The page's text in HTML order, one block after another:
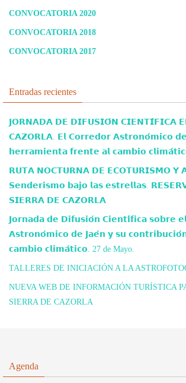
CONVOCATORIA 2020
CONVOCATORIA 2018
CONVOCATORIA 2017
Entradas recientes
𝗝𝗢𝗥𝗡𝗔𝗗𝗔 𝗗𝗘 𝗗𝗜𝗙𝗨𝗦𝗜𝗢́𝗡 𝗖𝗜𝗘𝗡𝗧𝗜́𝗙𝗜𝗖𝗔
𝗖𝗔𝗭𝗢𝗥𝗟𝗔. 𝗘𝗹 𝗖𝗼𝗿𝗿𝗲𝗱𝗼𝗿 𝗔𝘀𝘁𝗿𝗼𝗻𝗼́𝗺𝗶𝗰𝗼
𝗵𝗲𝗿𝗿𝗮𝗺𝗶𝗲𝗻𝘁𝗮 𝗳𝗿𝗲𝗻𝘁𝗲 𝗮𝗹 𝗰𝗮𝗺𝗯𝗶𝗼
𝗥𝗨𝗧𝗔 𝗡𝗢𝗖𝗧𝗨𝗥𝗡𝗔 𝗗𝗘 𝗘𝗖𝗢𝗧𝗨𝗥𝗜𝗦𝗠𝗢 𝗬
𝗦𝗲𝗻𝗱𝗲𝗿𝗶𝘀𝗺𝗼 𝗯𝗮𝗷𝗼 𝗹𝗮𝘀 𝗲𝘀𝘁𝗿𝗲𝗹𝗹𝗮𝘀.
𝗦𝗜𝗘𝗥𝗥𝗔 𝗗𝗘 𝗖𝗔𝗭𝗢𝗥𝗟𝗔
𝗝𝗼𝗿𝗻𝗮𝗱𝗮 𝗱𝗲 𝗗𝗶𝗳𝘂𝘀𝗶𝗼́𝗻 𝗖𝗶𝗲𝗻𝘁𝗶́𝗳𝗶𝗰𝗮 𝘀𝗼𝗯𝗿𝗲
𝗔𝘀𝘁𝗿𝗼𝗻𝗼́𝗺𝗶𝗰𝗼 𝗱𝗲 𝗝𝗮𝗲́𝗻 𝘆 𝘀𝘂
𝗰𝗮𝗺𝗯𝗶𝗼 𝗰𝗹𝗶𝗺𝗮́𝘁𝗶𝗰𝗼. 27 de Mayo.
TALLERES DE INICIACIÓN A LA
NUEVA WEB DE INFORMACIÓN TURÍSTICA
SIERRA DE CAZORLA
Agenda